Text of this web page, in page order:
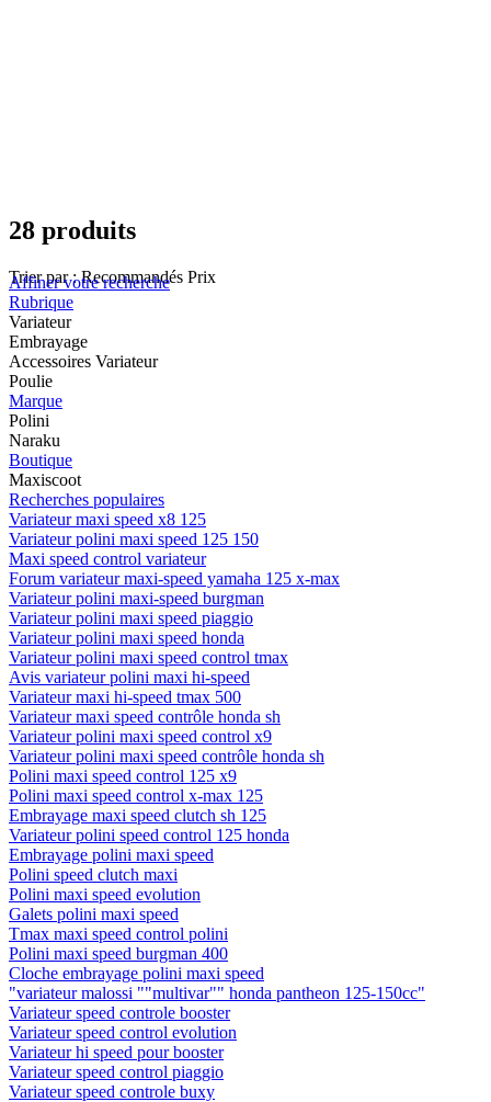
28 produits
Trier par : Recommandés Prix
Affiner votre recherche
Rubrique
Variateur
Embrayage
Accessoires Variateur
Poulie
Marque
Polini
Naraku
Boutique
Maxiscoot
Recherches populaires
Variateur maxi speed x8 125
Variateur polini maxi speed 125 150
Maxi speed control variateur
Forum variateur maxi-speed yamaha 125 x-max
Variateur polini maxi-speed burgman
Variateur polini maxi speed piaggio
Variateur polini maxi speed honda
Variateur polini maxi speed control tmax
Avis variateur polini maxi hi-speed
Variateur maxi hi-speed tmax 500
Variateur maxi speed contrôle honda sh
Variateur polini maxi speed control x9
Variateur polini maxi speed contrôle honda sh
Polini maxi speed control 125 x9
Polini maxi speed control x-max 125
Embrayage maxi speed clutch sh 125
Variateur polini speed control 125 honda
Embrayage polini maxi speed
Polini speed clutch maxi
Polini maxi speed evolution
Galets polini maxi speed
Tmax maxi speed control polini
Polini maxi speed burgman 400
Cloche embrayage polini maxi speed
"variateur malossi ""multivar"" honda pantheon 125-150cc"
Variateur speed controle booster
Variateur speed control evolution
Variateur hi speed pour booster
Variateur speed control piaggio
Variateur speed controle buxy